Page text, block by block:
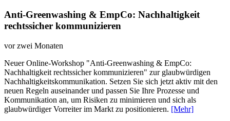
Anti-Greenwashing & EmpCo: Nachhaltigkeit
rechtssicher kommunizieren
vor zwei Monaten
Neuer Online-Workshop "Anti-Greenwashing & EmpCo:
Nachhaltigkeit rechtssicher kommunizieren" zur glaubwürdigen
Nachhaltigkeitskommunikation. Setzen Sie sich jetzt aktiv mit den
neuen Regeln auseinander und passen Sie Ihre Prozesse und
Kommunikation an, um Risiken zu minimieren und sich als
glaubwürdiger Vorreiter im Markt zu positionieren. [Mehr]